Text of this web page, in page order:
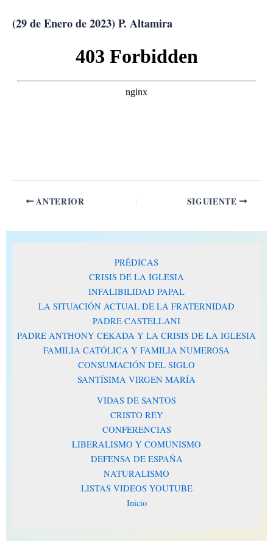
(29 de Enero de 2023) P. Altamira
ANTERIOR SIGUIENTE
PRÉDICAS
CRISIS DE LA IGLESIA
INFALIBILIDAD PAPAL
LA SITUACIÓN ACTUAL DE LA FRATERNIDAD
PADRE CASTELLANI
PADRE ANTHONY CEKADA Y LA CRISIS DE LA IGLESIA
FAMILIA CATÓLICA Y FAMILIA NUMEROSA
CONSUMACIÓN DEL SIGLO
SANTÍSIMA VIRGEN MARÍA
VIDAS DE SANTOS
CRISTO REY
CONFERENCIAS
LIBERALISMO Y COMUNISMO
DEFENSA DE ESPAÑA
NATURALISMO
LISTAS VIDEOS YOUTUBE
Inicio